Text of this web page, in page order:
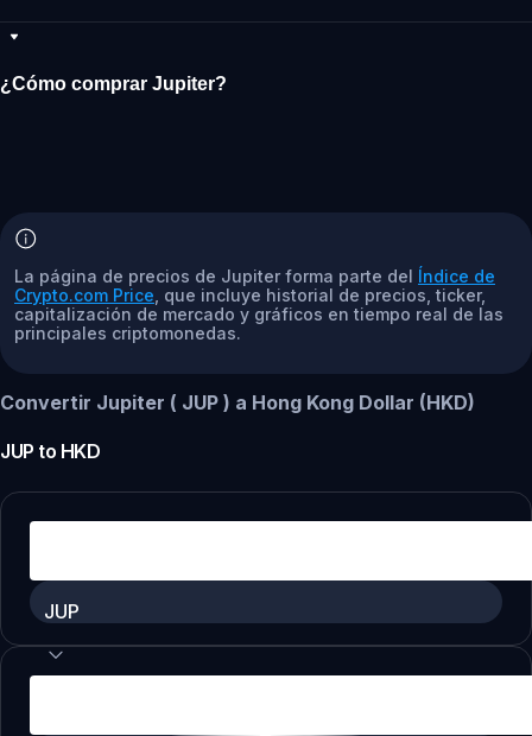
¿Cómo comprar Jupiter?
La página de precios de Jupiter forma parte del Índice de
Crypto.com Price , que incluye historial de precios, ticker,
capitalización de mercado y gráficos en tiempo real de las
principales criptomonedas.
Convertir Jupiter ( JUP ) a Hong Kong Dollar (HKD)
JUP to HKD
JUP